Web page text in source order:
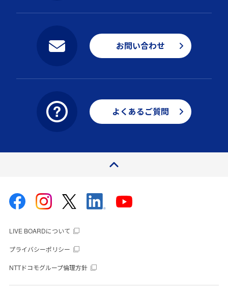
お問い合わせ
よくあるご質問
LIVE BOARDについて
プライバシーポリシー
NTTドコモグループ倫理方針